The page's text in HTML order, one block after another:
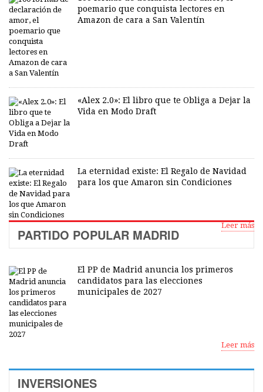
poemario que conquista lectores en
Amazon de cara a San Valentín
«Alex 2.0»: El libro que te Obliga a Dejar la
Vida en Modo Draft
La eternidad existe: El Regalo de Navidad
para los que Amaron sin Condiciones
Leer más
PARTIDO POPULAR MADRID
El PP de Madrid anuncia los primeros
candidatos para las elecciones
municipales de 2027
Leer más
INVERSIONES